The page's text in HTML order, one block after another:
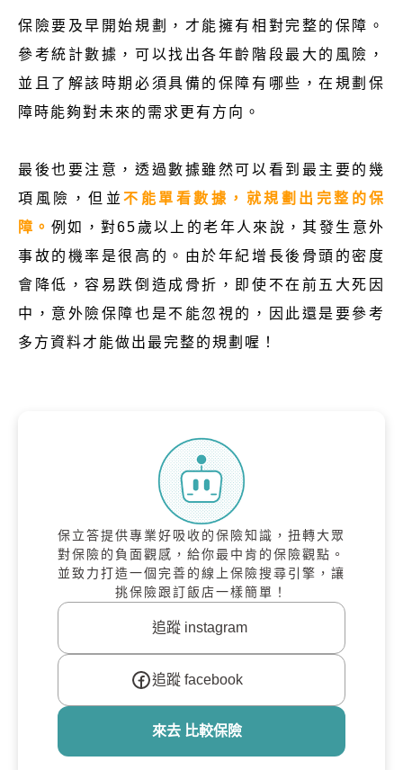
保險要及早開始規劃，才能擁有相對完整的保障。
參考統計數據，可以找出各年齡階段最大的風險，
並且了解該時期必須具備的保障有哪些，在規劃保
障時能夠對未來的需求更有方向。
最後也要注意，透過數據雖然可以看到最主要的幾
項風險，但並 不能單看數據，就規劃出完整的保
障。 例如，對65歲以上的老年人來說，其發生意外
事故的機率是很高的。由於年紀增長後骨頭的密度
會降低，容易跌倒造成骨折，即使不在前五大死因
中，意外險保障也是不能忽視的，因此還是要參考
多方資料才能做出最完整的規劃喔！
保立答提供專業好吸收的保險知識，扭轉大眾
對保險的負面觀感，給你最中肯的保險觀點。
並致力打造一個完善的線上保險搜尋引擎，讓
挑保險跟訂飯店一樣簡單！
追蹤 instagram
追蹤 facebook
來去 比較保險